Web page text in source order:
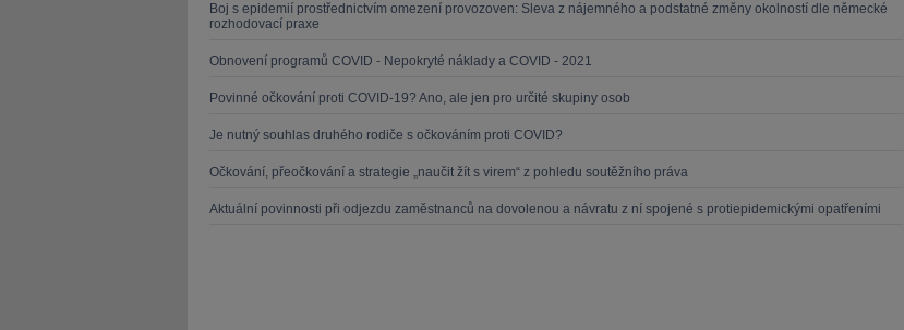
Boj s epidemií prostřednictvím omezení provozoven: Sleva z nájemného a podstatné změny okolností dle německé
rozhodovací praxe
Obnovení programů COVID - Nepokryté náklady a COVID - 2021
Povinné očkování proti COVID-19? Ano, ale jen pro určité skupiny osob
Je nutný souhlas druhého rodiče s očkováním proti COVID?
Očkování, přeočkování a strategie „naučit žít s virem“ z pohledu soutěžního práva
Aktuální povinnosti při odjezdu zaměstnanců na dovolenou a návratu z ní spojené s protiepidemickými opatřeními